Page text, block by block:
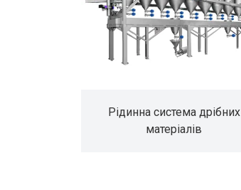
Рідинна система дрібних
матеріалів